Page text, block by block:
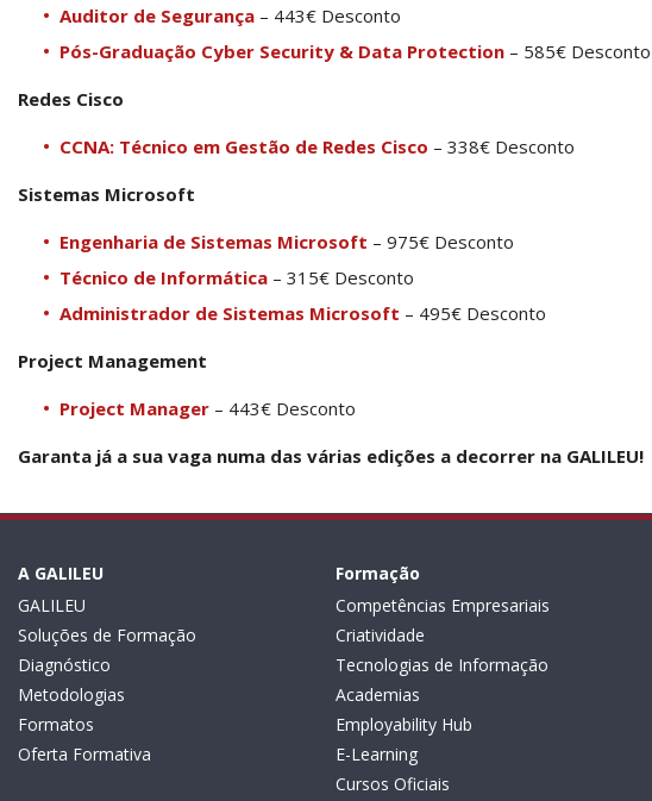
Auditor de Segurança – 443€ Desconto
Pós-Graduação Cyber Security & Data Protection – 585€ Desconto
Redes Cisco
CCNA: Técnico em Gestão de Redes Cisco – 338€ Desconto
Sistemas Microsoft
Engenharia de Sistemas Microsoft – 975€ Desconto
Técnico de Informática – 315€ Desconto
Administrador de Sistemas Microsoft – 495€ Desconto
Project Management
Project Manager – 443€ Desconto
Garanta já a sua vaga numa das várias edições a decorrer na GALILEU!
A GALILEU
GALILEU
Soluções de Formação
Diagnóstico
Metodologias
Formatos
Oferta Formativa
Formação
Competências Empresariais
Criatividade
Tecnologias de Informação
Academias
Employability Hub
E-Learning
Cursos Oficiais